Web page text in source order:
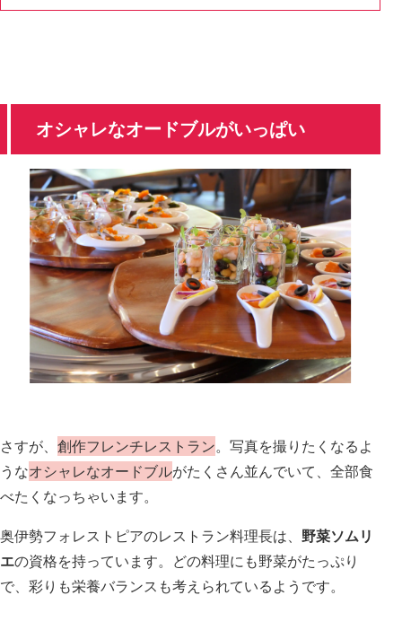
オシャレなオードブルがいっぱい
さすが、 創作フレンチレストラン。写真を撮りたくなるよ
うなオシャレなオードブルがたくさん並んでいて、全部食
べたくなっちゃいます。
奥伊勢フォレストピアのレストラン料理長は、 野菜ソムリ
エの資格を持っています。どの料理にも野菜がたっぷり
で、彩りも栄養バランスも考えられているようです。